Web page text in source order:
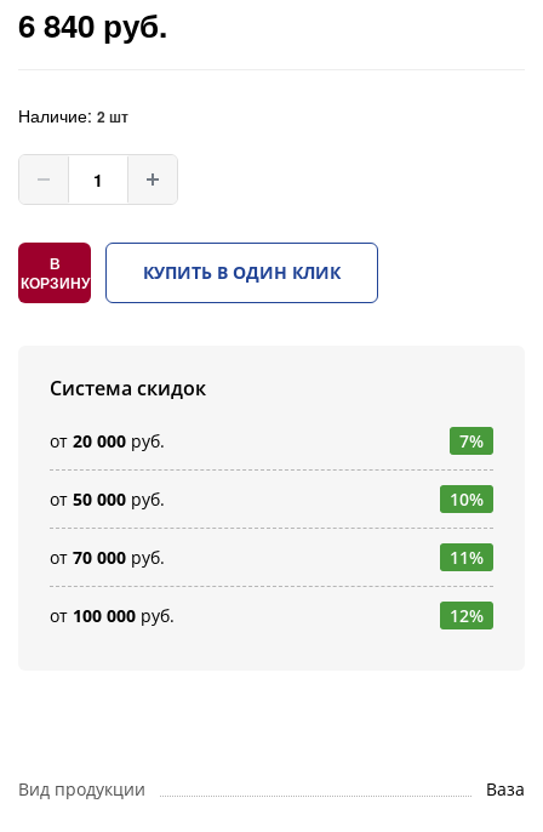
6 840 руб.
Наличие: 2 шт
В
КОРЗИНУ
КУПИТЬ В ОДИН КЛИК
Система скидок
от 20 000 руб. 7%
от 50 000 руб. 10%
от 70 000 руб. 11%
от 100 000 руб. 12%
Вид продукции Ваза